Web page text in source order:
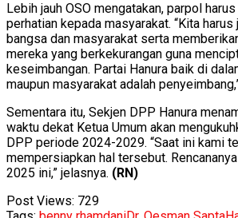
Lebih jauh OSO mengatakan, parpol
perhatian kepada masyarakat. “Kita
bangsa dan masyarakat serta
mereka yang berkekurangan guna
keseimbangan. Partai Hanura baik di
maupun masyarakat adalah
Sementara itu, Sekjen DPP Hanura
waktu dekat Ketua Umum akan
DPP periode 2024-2029. “Saat ini kami
mempersiapkan hal tersebut.
2025 ini,” jelasnya. (RN)
Post Views: 729